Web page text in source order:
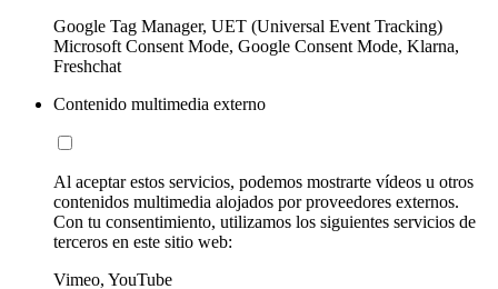
Google Tag Manager, UET (Universal Event Tracking)
Microsoft Consent Mode, Google Consent Mode, Klarna,
Freshchat
Contenido multimedia externo
Al aceptar estos servicios, podemos mostrarte vídeos u otros
contenidos multimedia alojados por proveedores externos.
Con tu consentimiento, utilizamos los siguientes servicios de
terceros en este sitio web:
Vimeo, YouTube